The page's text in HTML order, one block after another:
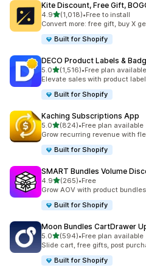
Kite Discount, Free Gift,
4.95つ星中
(1,018)
合計レビュー数：1018件
•Free to install
Convert more: free gift, buy X
Built for Shopify
DECO Product Labels &
5.05つ星中
(1,516)
合計レビュー数：1516件
•Free plan available
Elevate sales with product
Built for Shopify
Kaching Subscriptions App
5.05つ星中
(824)
合計レビュー数：824件
•Free plan available
Grow recurring revenue with
Built for Shopify
SMART Bundles Volume
4.95つ星中
(265)
合計レビュー数：265件
•Free
Grow AOV with product
Built for Shopify
Moon Bundles CartDrawer
5.05つ星中
(594)
合計レビュー数：594件
•Free plan available
Slide cart, free gifts, post
Built for Shopify